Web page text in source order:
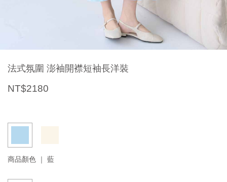
法式氛圍 澎袖開襟短袖長洋裝
NT$2180
商品顏色 ｜ 藍